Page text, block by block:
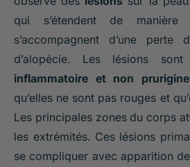
qui s’étendent de
s’accompagnent d’une
d’alopécie. Les lésions
inflammatoire et non
qu’elles ne sont pas rouges et
Les principales zones du corps
les extrémités. Ces lésions
se compliquer avec apparition